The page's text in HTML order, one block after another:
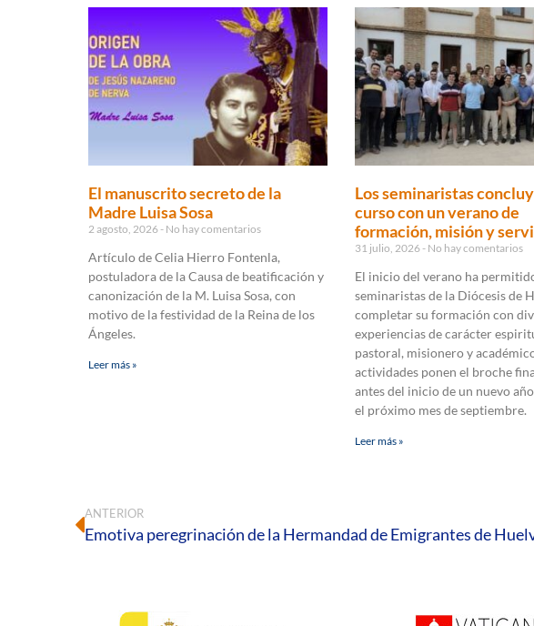
El manuscrito secreto de la
Madre Luisa Sosa
2 agosto, 2026 No hay comentarios
Artículo de Celia Hierro Fontenla,
postuladora de la Causa de beatificación y
canonización de la M. Luisa Sosa, con
motivo de la festividad de la Reina de los
Ángeles.
Leer más »
Los seminaristas
curso con un verano de
formación, misión y
31 julio, 2026 No hay comentarios
El inicio del verano ha
seminaristas de la Diócesis de
completar su formación con
experiencias de carácter
pastoral, misionero y
actividades ponen el broche
antes del inicio de un nuevo
el próximo mes de septiembre.
Leer más »
ANTERIOR
Emotiva peregrinación de la Hermandad de Emigrantes de